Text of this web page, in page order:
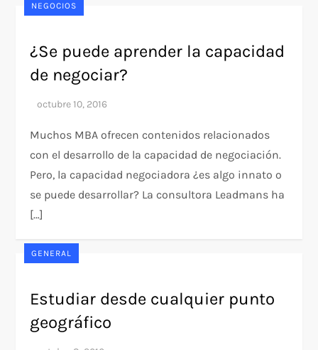
NEGOCIOS
¿Se puede aprender la capacidad
de negociar?
Muchos MBA ofrecen contenidos relacionados
con el desarrollo de la capacidad de negociación.
Pero, la capacidad negociadora ¿es algo innato o
se puede desarrollar? La consultora Leadmans ha
[…]
GENERAL
Estudiar desde cualquier punto
geográfico